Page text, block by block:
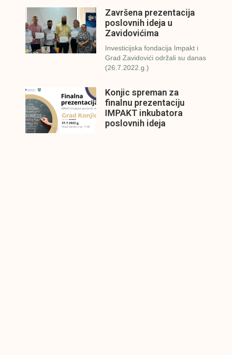
Završena prezentacija
poslovnih ideja u
Zavidovićima
Investicijska fondacija Impakt i
Grad Zavidovići održali su danas
(26.7.2022.g.)
Konjic spreman za
finalnu prezentaciju
IMPAKT inkubatora
poslovnih ideja